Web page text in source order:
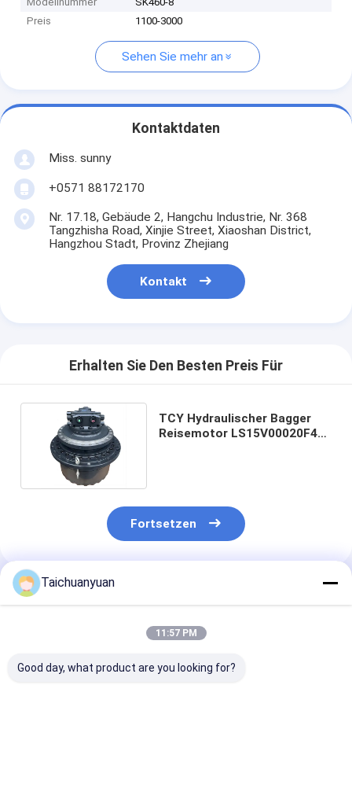
Preis
1100-3000
Sehen Sie mehr an
Kontaktdaten
Miss. sunny
+0571 88172170
Nr. 17.18, Gebäude 2, Hangchu Industrie, Nr. 368
Tangzhisha Road, Xinjie Street, Xiaoshan District,
Hangzhou Stadt, Provinz Zhejiang
Kontakt
Erhalten Sie Den Besten Preis Für
TCY Hydraulischer Bagger
Reisemotor LS15V00020F4
Fortsetzen
Empfohlene Produkte
Taichuanyuan
11:57 PM
Good day, what product are you looking for?